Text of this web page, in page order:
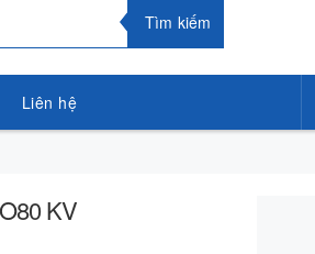
Tìm kiếm
Liên hệ
KV